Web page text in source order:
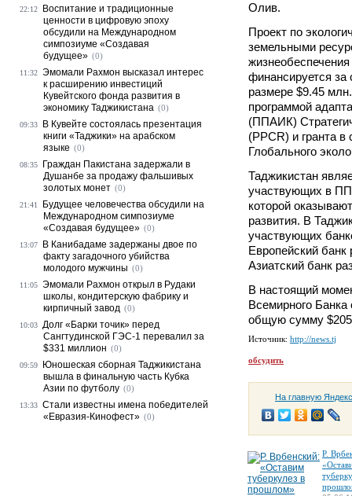
Олив.
Проект по
земельными
финансируется за
размере $9.45
программой
(ППАИК)
(PPCR) и гранта
Глобального
Таджикистан
участвующих в
которой
развития. В
участвующих
Европейский банк
Азиатский банк
В настоящий
Всемирного Банка
общую сумму
Источник: http://news.tj
обсудить
На главную
Р.
22:12
Воспитание и традиционные
ценности в цифровую эпоху
обсудили на Международном
симпозиуме «Создавая
будущее» (0)
11:32 Эмомали Рахмон высказал интерес
к расширению инвестиций
Кувейтского фонда развития в
экономику Таджикистана (0)
09:33
В Кувейте состоялась презентация
книги «Таджики» на арабском
языке (0)
08:35
Граждан Пакистана задержали в
Душанбе за продажу фальшивых
золотых монет (0)
21:41
Будущее человечества обсудили на
Международном симпозиуме
«Создавая будущее» (0)
13:07
В Канибадаме задержаны двое по
факту загадочного убийства
молодого мужчины (0)
11:05 Эмомали Рахмон открыл в Рудаки
школы, кондитерскую фабрику и
кирпичный завод (0)
10:03 Долг «Барки точик» перед
Сангтудинской ГЭС-1 перевалил за
$331 миллион (0)
09:59
Юношеская сборная Таджикистана
вышла в финальную часть Кубка
Азии по футболу (0)
13:33 Стали известны имена победителей
«Евразия-Кинофест» (0)